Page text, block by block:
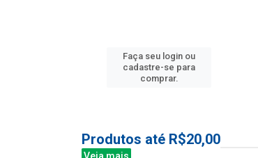
Faça seu login ou
cadastre-se para
comprar.
Produtos até R$20,00